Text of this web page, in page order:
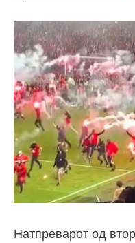
Натпреварот од